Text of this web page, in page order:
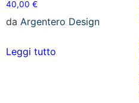
40,00 €
da Argentero Design
Leggi tutto